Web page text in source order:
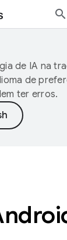
de IA na
de
ter erros.